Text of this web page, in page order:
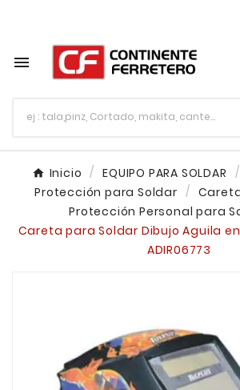

Inicio EQUIPO PARA SOLDAR
Protección para Soldar
Protección Personal para
Careta para Soldar Dibujo Aguila en
ADIR06773